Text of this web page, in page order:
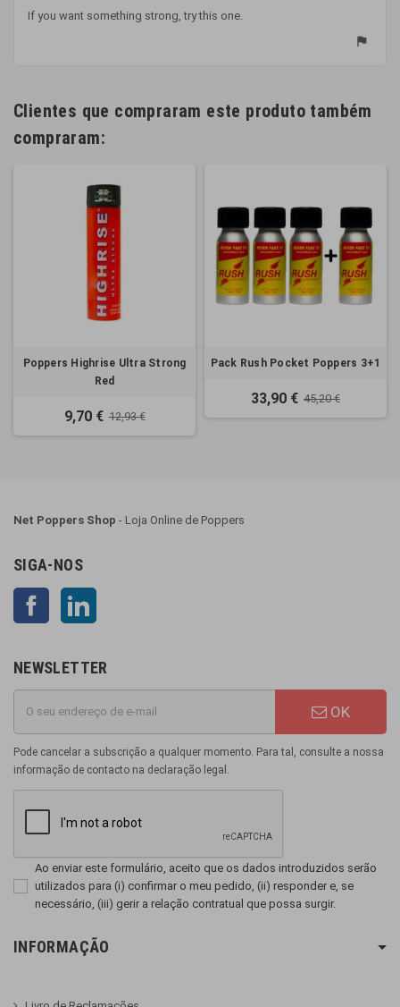
If you want something strong, try this one.
flag
Clientes que compraram este produto também
compraram:
Poppers Highrise Ultra Strong
Red
9,70 € 12,93 €
Pack Rush Pocket Poppers 3+1
33,90 € 45,20 €
Net Poppers Shop - Loja Online de Poppers
SIGA-NOS
Facebook
NEWSLETTER
OK
Pode cancelar a subscrição a qualquer momento. Para tal, consulte a nossa
informação de contacto na declaração legal.
Ao enviar este formulário, aceito que os dados introduzidos serão
utilizados para (i) confirmar o meu pedido, (ii) responder e, se
necessário, (iii) gerir a relação contratual que possa surgir.
INFORMAÇÃO